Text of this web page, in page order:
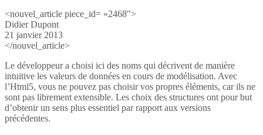
<nouvel_article piece_id= »2468″>
Didier Dupont
21 janvier 2013
</nouvel_article>
Le développeur a choisi ici des noms qui décrivent de manière
intuitive les valeurs de données en cours de modélisation. Avec
l’Html5, vous ne pouvez pas choisir vos propres éléments, car ils ne
sont pas librement extensible. Les choix des structures ont pour but
d’obtenir un sens plus essentiel par rapport aux versions
précédentes.